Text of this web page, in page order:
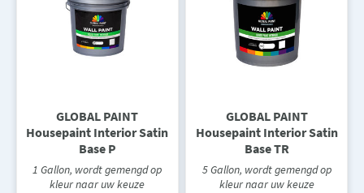
GLOBAL PAINT
Housepaint Interior Satin
Base P
1 Gallon, wordt gemengd op
kleur naar uw keuze
GLOBAL PAINT
Housepaint Interior Satin
Base TR
5 Gallon, wordt gemengd op
kleur naar uw keuze